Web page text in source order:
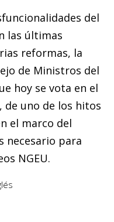
del
las últimas
reformas, la
de Ministros del
hoy se vota en el
de uno de los hitos
el marco del
necesario para
NGEU.